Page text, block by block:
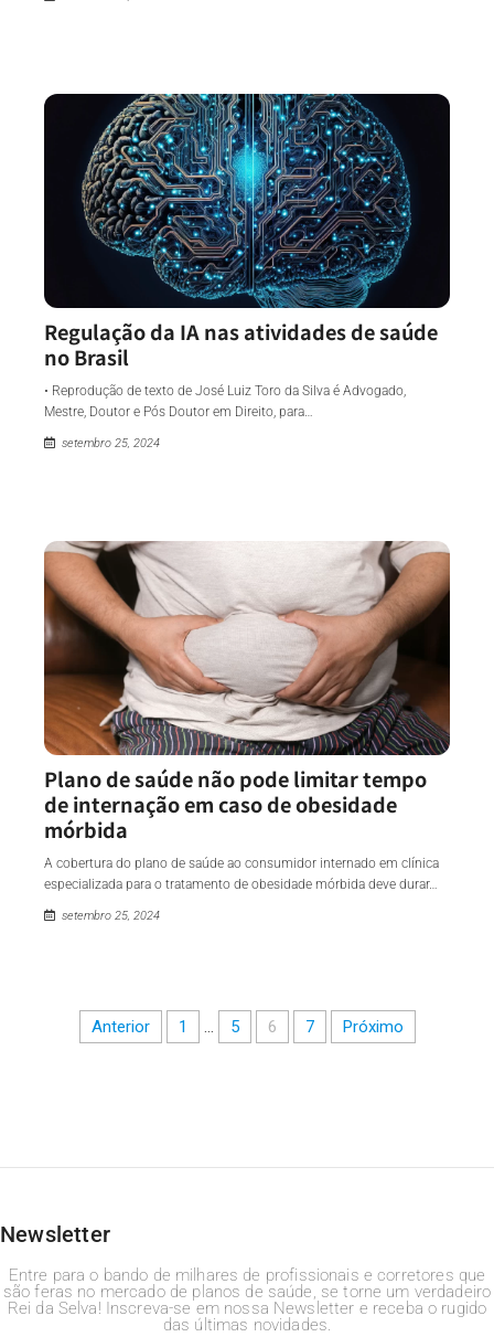
Regulação da IA nas atividades de saúde
no Brasil
• Reprodução de texto de José Luiz Toro da Silva é Advogado,
Mestre, Doutor e Pós Doutor em Direito, para…
setembro 25, 2024
Plano de saúde não pode limitar tempo
de internação em caso de obesidade
mórbida
A cobertura do plano de saúde ao consumidor internado em clínica
especializada para o tratamento de obesidade mórbida deve durar…
setembro 25, 2024
Anterior 1 … 5 6 7 Próximo
Newsletter
Entre para o bando de milhares de profissionais e corretores que
são feras no mercado de planos de saúde, se torne um verdadeiro
Rei da Selva! Inscreva-se em nossa Newsletter e receba o rugido
das últimas novidades.